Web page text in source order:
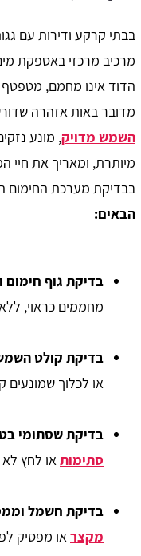
בבתי קרקע ודירות עם
מרכיב מרכזי באספקת
הדוד אינו מחמם,
מדובר באות אזהרה
השמש מדויק, מונע
מיותרת, ומאריך את חיי
בבדיקת מערכת החימום
הבאים:
בדיקת גוף
מחממים כראוי,
בדיקת קולט
או לכלוך שמונעים
בדיקת שסתומי
סתימותאו לחץ
בדיקת חשמל
מקצראו מפסיק